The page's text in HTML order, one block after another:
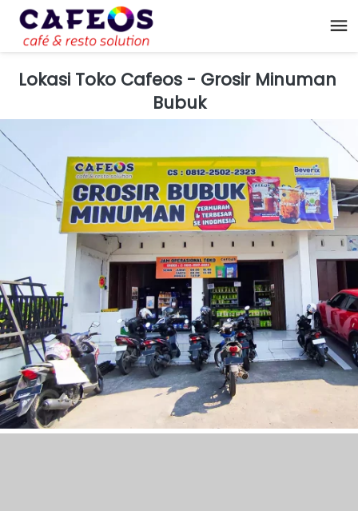
Lokasi Toko Cafeos - Grosir Minuman
Bubuk